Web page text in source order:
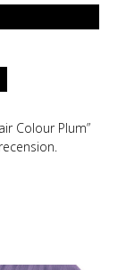
Colour Plum”